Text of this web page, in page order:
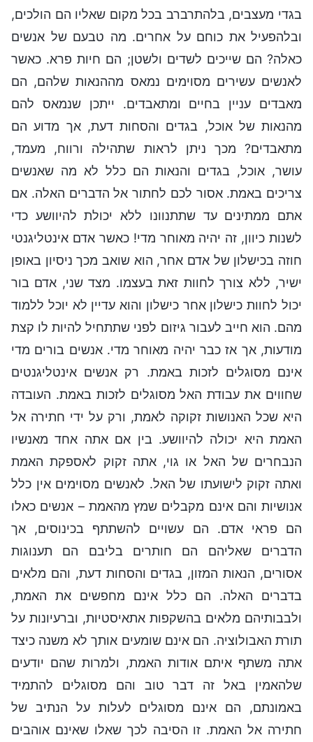
בגדי מעצבים, בלהתרברב בכל מקום שאליו הם הולכים,
ובלהפעיל את כוחם על אחרים. מה טבעם של אנשים
כאלה? הם שייכים לשדים ולשטן; הם חיות פרא. כאשר
לאנשים עשירים מסוימים נמאס מההנאות שלהם, הם
מאבדים עניין בחיים ומתאבדים. ייתכן שנמאס להם
מהנאות של אוכל, בגדים והסחות דעת, אך מדוע הם
מתאבדים? מכך ניתן לראות שתהילה ורווח, מעמד,
עושר, אוכל, בגדים והנאות הם כלל לא מה שאנשים
צריכים באמת. אסור לכם לחתור אל הדברים האלה. אם
אתם ממתינים עד שתתנוונו ללא יכולת להיוושע כדי
לשנות כיוון, זה יהיה מאוחר מדי! כאשר אדם אינטליגנטי
חוזה בכישלון של אדם אחר, הוא שואב מכך ניסיון באופן
ישיר, ללא צורך לחוות זאת בעצמו. מצד שני, אדם בור
יכול לחוות כישלון אחר כישלון והוא עדיין לא יוכל ללמוד
מהם. הוא חייב לעבור גיזום לפני שתתחיל להיות לו קצת
מודעות, אך אז כבר יהיה מאוחר מדי. אנשים בורים מדי
אינם מסוגלים לזכות באמת. רק אנשים אינטליגנטים
שחווים את עבודת האל מסוגלים לזכות באמת. העובדה
היא שכל האנושות זקוקה לאמת, ורק על ידי חתירה אל
האמת היא יכולה להיוושע. בין אם אתה אחד מאנשיו
הנבחרים של האל או גוי, אתה זקוק לאספקת האמת
ואתה זקוק לישועתו של האל. לאנשים מסוימים אין כלל
אנושיות והם אינם מקבלים שמץ מהאמת – אנשים כאלו
הם פראי אדם. הם עשויים להשתתף בכינוסים, אך
הדברים שאליהם הם חותרים בליבם הם תענוגות
אסורים, הנאות המזון, בגדים והסחות דעת, והם מלאים
בדברים האלה. הם כלל אינם מחפשים את האמת,
ולבבותיהם מלאים בהשקפות אתאיסטיות, וברעיונות על
תורת האבולוציה. הם אינם שומעים אותך לא משנה כיצד
אתה משתף איתם אודות האמת, ולמרות שהם יודעים
שלהאמין באל זה דבר טוב והם מסוגלים להתמיד
באמונתם, הם אינם מסוגלים לעלות על הנתיב של
חתירה אל האמת. זו הסיבה לכך שאלו שאינם אוהבים